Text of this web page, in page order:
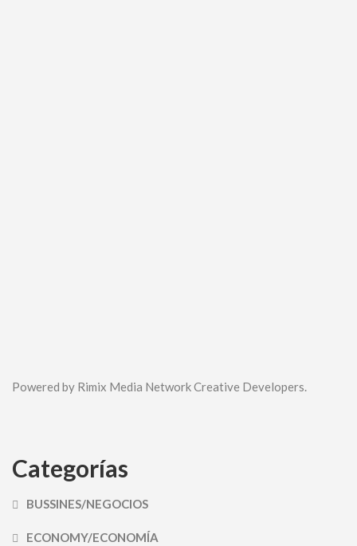
Powered by Rimix Media Network Creative Developers.
Categorías
BUSSINES/NEGOCIOS
ECONOMY/ECONOMÍA